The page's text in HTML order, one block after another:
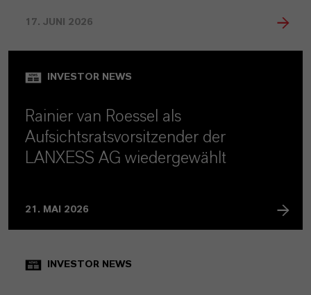
17. JUNI 2026
INVESTOR NEWS
Rainier van Roessel als
Aufsichtsratsvorsitzender der
LANXESS AG wiedergewählt
21. MAI 2026
INVESTOR NEWS